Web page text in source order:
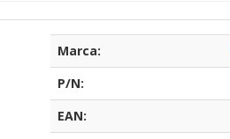
Marca:
P/N:
EAN: